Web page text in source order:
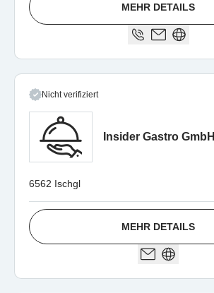
MEHR DETAILS
Nicht verifiziert
Insider Gastro GmbH
6562 Ischgl
MEHR DETAILS